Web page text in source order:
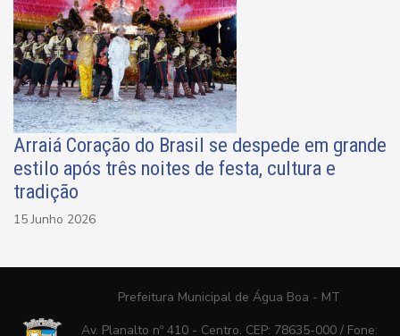
Arraiá Coração do Brasil se despede em grande
estilo após três noites de festa, cultura e
tradição
15 Junho 2026
Prefeitura Municipal de Água Boa - MT
Av. Planalto nº 410 - Centro. CEP: 78635-000 / Fone: